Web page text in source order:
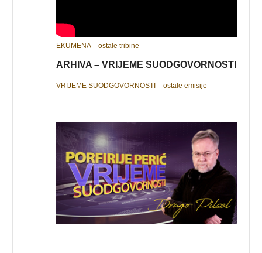
EKUMENA – ostale tribine
ARHIVA – VRIJEME SUODGOVORNOSTI
VRIJEME SUODGOVORNOSTI – ostale emisije